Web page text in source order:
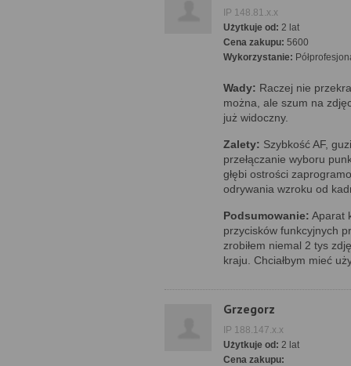
IP 148.81.x.x
Użytkuje od: 2 lat
Cena zakupu: 5600
Wykorzystanie:
Wady: Raczej nie
można, ale szum na
już widoczny.
Zalety: Szybkość AF,
przełączanie wyboru
głębi ostrości
odrywania wzroku od
Podsumowanie: Aparat
przycisków funkcyjnych
zrobiłem niemal 2 tys
kraju. Chciałbym mieć
Grzegorz
IP 188.147.x.x
Użytkuje od: 2 lat
Cena zakupu: